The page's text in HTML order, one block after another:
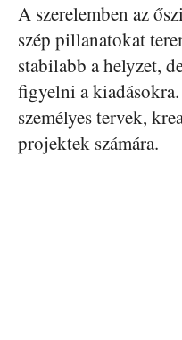
A szerelemben az
szép pillanatokat
stabilabb a helyzet,
figyelni a
személyes tervek,
projektek számára.